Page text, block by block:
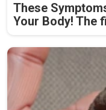
These
Your Body! The